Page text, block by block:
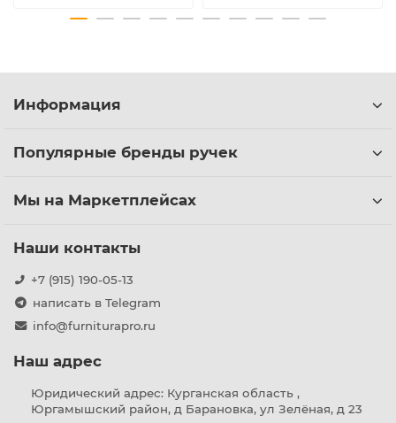
Информация
Популярные бренды ручек
Мы на Маркетплейсах
Наши контакты
+7 (915) 190-05-13
написать в Telegram
info@furniturapro.ru
Наш адрес
Юридический адрес: Курганская область ,
Юргамышский район, д Барановка, ул Зелёная, д 23